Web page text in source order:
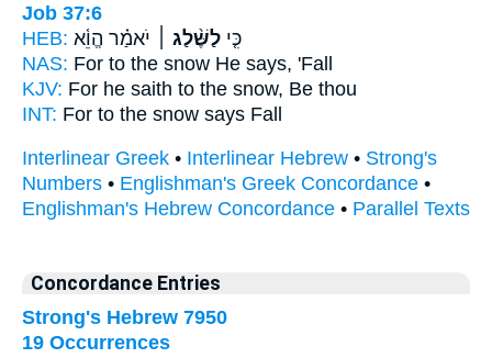
Job 37:6
HEB:
כִּ֤י לַשֶּׁ֨לַג ׀ יֹאמַ֗ר הֱוֵ֫א
NAS: For to the snow He says, 'Fall
KJV: For he saith to the snow, Be thou
INT: For to the snow says Fall
Interlinear Greek • Interlinear Hebrew • Strong's
Numbers • Englishman's Greek Concordance •
Englishman's Hebrew Concordance • Parallel Texts
Concordance Entries
Strong's Hebrew 7950
19 Occurrences